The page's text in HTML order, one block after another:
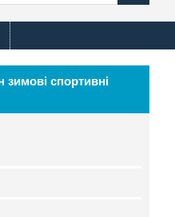
зимові спортивні